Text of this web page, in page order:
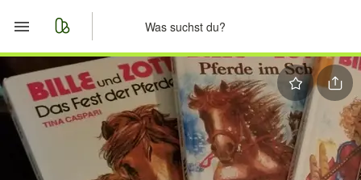
Start
Merkliste
Nachrichten